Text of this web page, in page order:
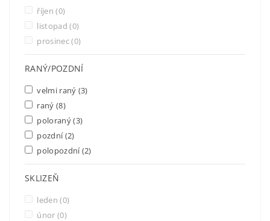
říjen(0)
listopad(0)
prosinec(0)
RANÝ/POZDNÍ
velmi raný (3)
raný (8)
poloraný(3)
pozdní(2)
polopozdní(2)
SKLIZEŇ
leden(0)
únor (0)